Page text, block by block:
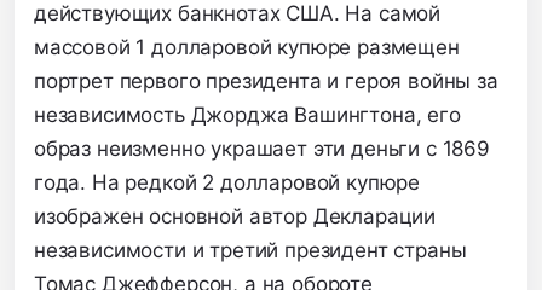
действующих банкнотах США. На самой
массовой 1 долларовой купюре размещен
портрет первого президента и героя войны за
независимость Джорджа Вашингтона, его
образ неизменно украшает эти деньги с 1869
года. На редкой 2 долларовой купюре
изображен основной автор Декларации
независимости и третий президент страны
Томас Джефферсон, а на обороте